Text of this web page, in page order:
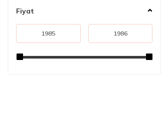
Fiyat